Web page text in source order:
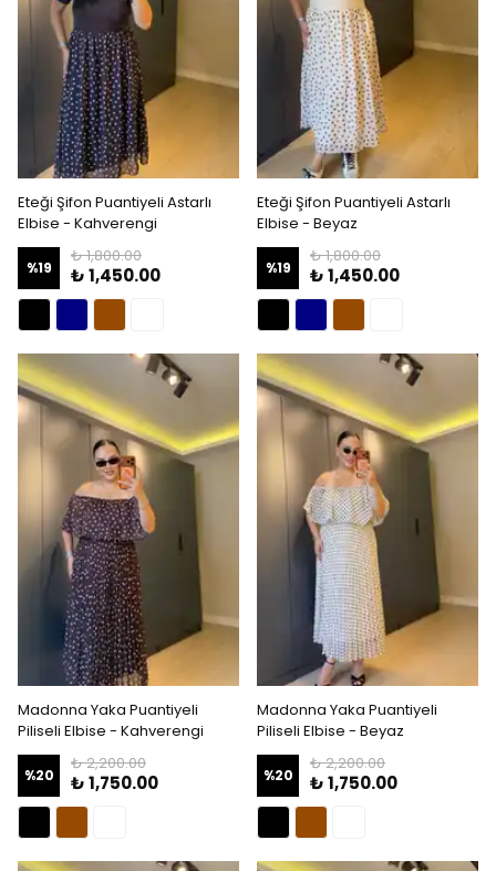
Eteği Şifon Puantiyeli Astarlı
Elbise - Kahverengi
%19
₺ 1,800.00
₺ 1,450.00
Eteği Şifon Puantiyeli Astarlı
Elbise - Beyaz
%19
₺ 1,800.00
₺ 1,450.00
Madonna Yaka Puantiyeli
Piliseli Elbise - Kahverengi
%20
₺ 2,200.00
₺ 1,750.00
Madonna Yaka Puantiyeli
Piliseli Elbise - Beyaz
%20
₺ 2,200.00
₺ 1,750.00